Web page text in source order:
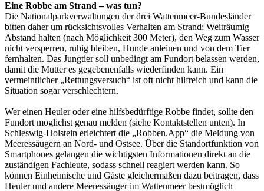
Eine Robbe am Strand – was tun?
Die Nationalparkverwaltungen der drei Wattenmeer-Bundesländer
bitten daher um rücksichtsvolles Verhalten am Strand: Weiträumig
Abstand halten (nach Möglichkeit 300 Meter), den Weg zum Wasser
nicht versperren, ruhig bleiben, Hunde anleinen und von dem Tier
fernhalten. Das Jungtier soll unbedingt am Fundort belassen werden,
damit die Mutter es gegebenenfalls wiederfinden kann. Ein
vermeintlicher „Rettungsversuch“ ist oft nicht hilfreich und kann die
Situation sogar verschlechtern.
Wer einen Heuler oder eine hilfsbedürftige Robbe findet, sollte den
Fundort möglichst genau melden (siehe Kontaktstellen unten). In
Schleswig-Holstein erleichtert die „Robben.App“ die Meldung von
Meeressäugern an Nord- und Ostsee. Über die Standortfunktion von
Smartphones gelangen die wichtigsten Informationen direkt an die
zuständigen Fachleute, sodass schnell reagiert werden kann. So
können Einheimische und Gäste gleichermaßen dazu beitragen, dass
Heuler und andere Meeressäuger im Wattenmeer bestmöglich